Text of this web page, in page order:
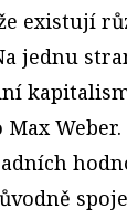
existují
jednu